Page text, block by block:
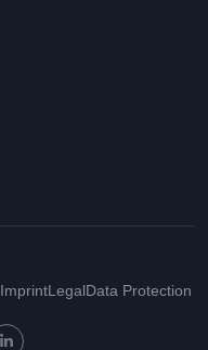
ImprintLegalData Protection